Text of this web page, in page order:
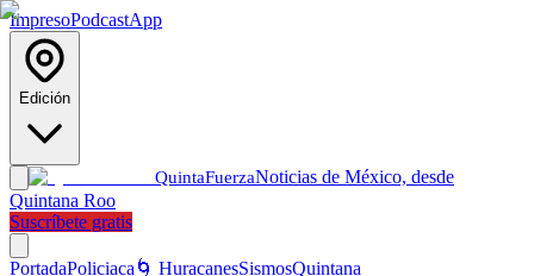
ImpresoPodcastApp
Edición
QuintaFuerzaNoticias de México, desde
Quintana Roo
Suscríbete gratis
PortadaPoliciaca 🌀 HuracanesSismosQuintana